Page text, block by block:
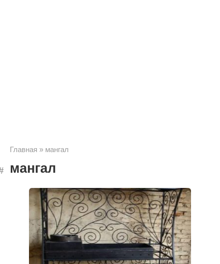
Главная » мангал
мангал